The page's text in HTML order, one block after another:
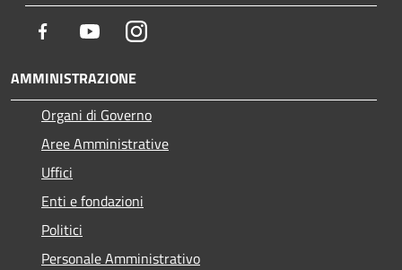
Facebook YoutubeInstagram
AMMINISTRAZIONE
Organi di Governo
Aree Amministrative
Uffici
Enti e fondazioni
Politici
Personale Amministrativo